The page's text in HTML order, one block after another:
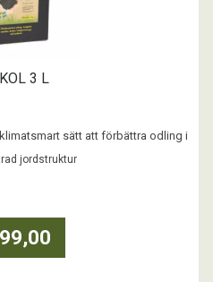
3 L
sätt att förbättra odling i
näringshållande förmåga
jordstru
jordstruktur